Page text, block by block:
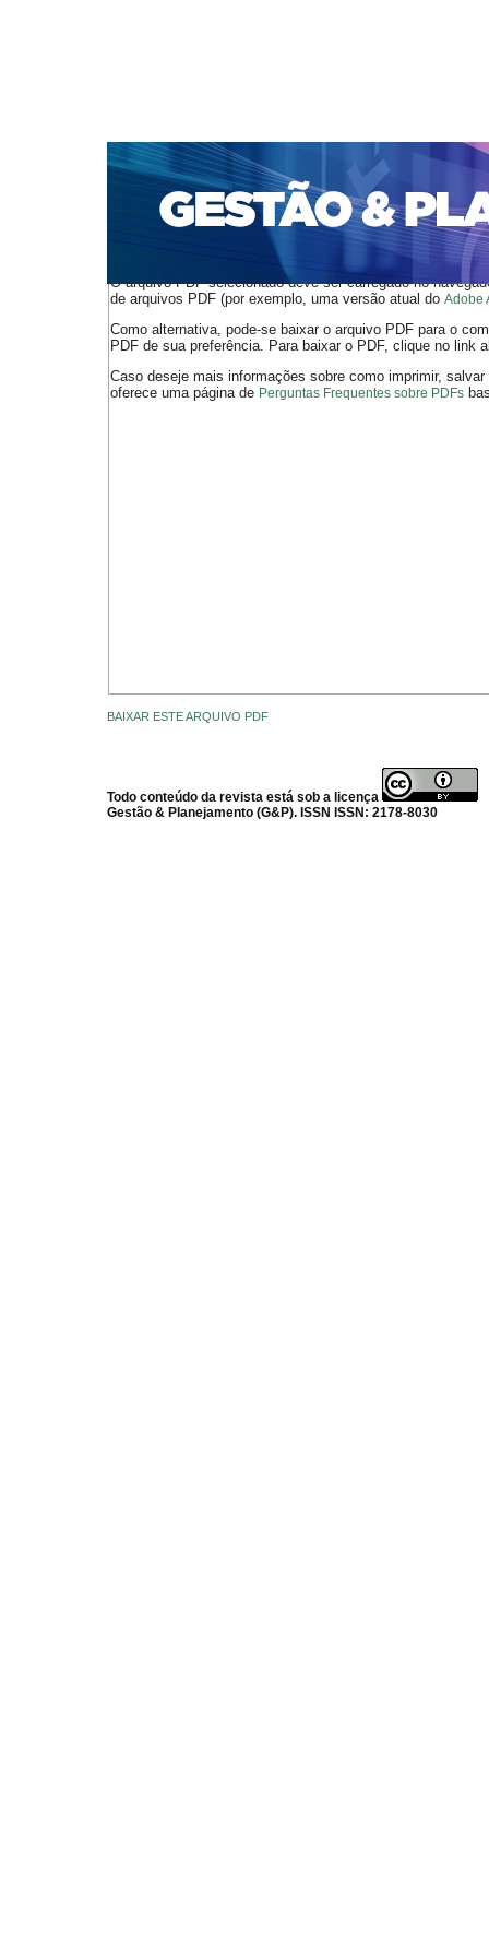
CAPA SOBRE ACESSO CADASTRO
PORTAL DE REVISTAS DA UNIFACS
SUBMISSÕES
PARA SUBMISSÃO DE ARTIGOS
TUTORIAL PARA
Capa v. 18, jan./dez. 2017>
O arquivo PDF selecionado deve ser carregado no
de arquivos PDF (por exemplo, uma versão atual do Adobe
Como alternativa, pode-se baixar o arquivo PDF para o
PDF de sua preferência. Para baixar o PDF, clique no link
Caso deseje mais informações sobre como imprimir,
oferece uma página de Perguntas Frequentes sobre PDFs
BAIXAR ESTE ARQUIVO PDF
Todo conteúdo da revista está sob a licença
Gestão & Planejamento (G&P). ISSN ISSN: 2178-8030